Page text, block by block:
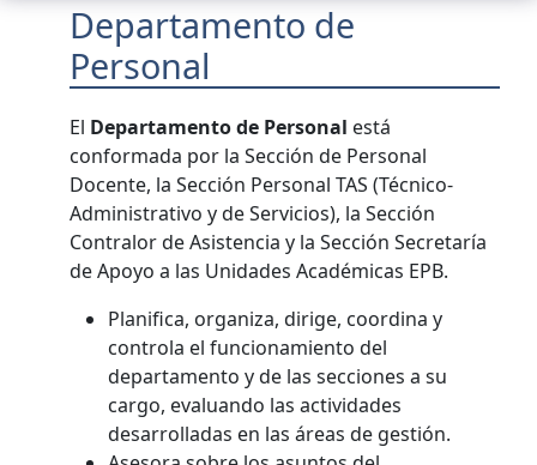
Departamento de
Personal
El Departamento de Personal está
conformada por la Sección de Personal
Docente, la Sección Personal TAS (Técnico-
Administrativo y de Servicios), la Sección
Contralor de Asistencia y la Sección Secretaría
de Apoyo a las Unidades Académicas EPB.
Planifica, organiza, dirige, coordina y
controla el funcionamiento del
departamento y de las secciones a su
cargo, evaluando las actividades
desarrolladas en las áreas de gestión.